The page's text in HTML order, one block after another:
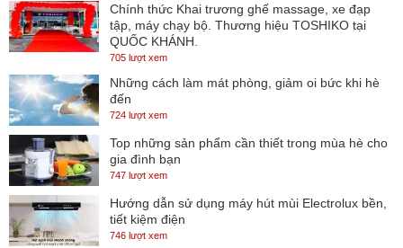
Máy giặt lồng đứng, màu đen bạc thanh lịch
- Kính cường lực chống sập vừa cho độ bền cao vừa giúp thao tác
đóng mở êm ái, tránh tình trạng bị kẹt tay.
- Đáp ứng khối lượng quần áo đến 11.5 kg, máy giặt là một sự lựa
chọn lý tưởng cho những hộ gia đình có trên 7 thành viên hoặc có
nhu cầu làm sạch nhiều quần áo trong một mẻ giặt.
- Bảng điều khiển song ngữ Anh - Việt có màn hình hiển thị giúp
quan sát và tùy chọn chế độ giặt chính xác, tiện lợi. Lồng giặt được
làm từ vật liệu thép không gỉ bóng sáng, chống ăn mòn, hạn chế vi
Chính thức Khai trương ghế massage, xe đạp
tập, máy chạy bộ. Thương hiệu TOSHIKO tại
QUỐC KHÁNH.
705 lượt xem
Những cách làm mát phòng, giảm oi bức khi hè
đến
724 lượt xem
Top những sản phẩm cần thiết trong mùa hè cho
gia đình bạn
747 lượt xem
Hướng dẫn sử dụng máy hút mùi Electrolux bền,
tiết kiệm điện
746 lượt xem